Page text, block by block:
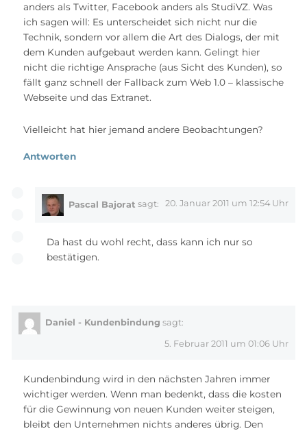
anders als Twitter, Facebook anders als StudiVZ. Was
ich sagen will: Es unterscheidet sich nicht nur die
Technik, sondern vor allem die Art des Dialogs, der mit
dem Kunden aufgebaut werden kann. Gelingt hier
nicht die richtige Ansprache (aus Sicht des Kunden), so
fällt ganz schnell der Fallback zum Web 1.0 – klassische
Webseite und das Extranet.
Vielleicht hat hier jemand andere Beobachtungen?
Antworten
Pascal Bajorat sagt: 20. Januar 2011 um 12:54 Uhr
Da hast du wohl recht, dass kann ich nur so
bestätigen.
Daniel - Kundenbindung sagt:
5. Februar 2011 um 01:06 Uhr
Kundenbindung wird in den nächsten Jahren immer
wichtiger werden. Wenn man bedenkt, dass die kosten
für die Gewinnung von neuen Kunden weiter steigen,
bleibt den Unternehmen nichts anderes übrig. Den